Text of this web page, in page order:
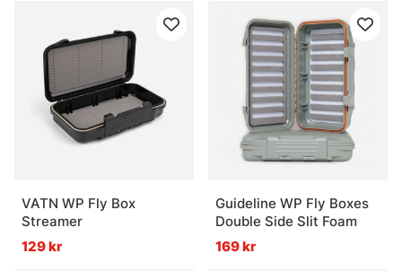
VATN WP Fly Box
Streamer
129 kr
Guideline WP Fly Boxes
Double Side Slit Foam
169 kr